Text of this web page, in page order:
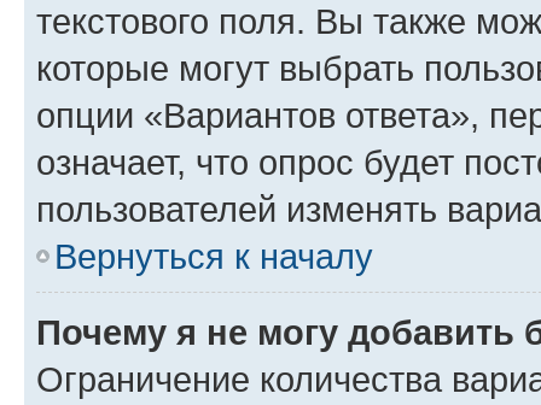
текстового поля. Вы также
которые могут выбрать
опции «Вариантов ответа»,
означает, что опрос будет
пользователей изменять
Вернуться к началу
Почему я не могу добавить
Ограничение количества